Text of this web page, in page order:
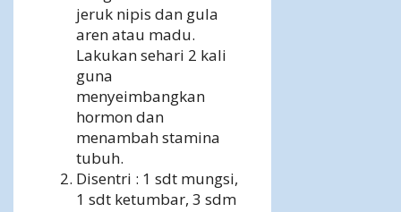
jeruk nipis dan gula
aren atau madu.
Lakukan sehari 2 kali
guna
menyeimbangkan
hormon dan
menambah stamina
tubuh.
Disentri : 1 sdt mungsi,
1 sdt ketumbar, 3 sdm